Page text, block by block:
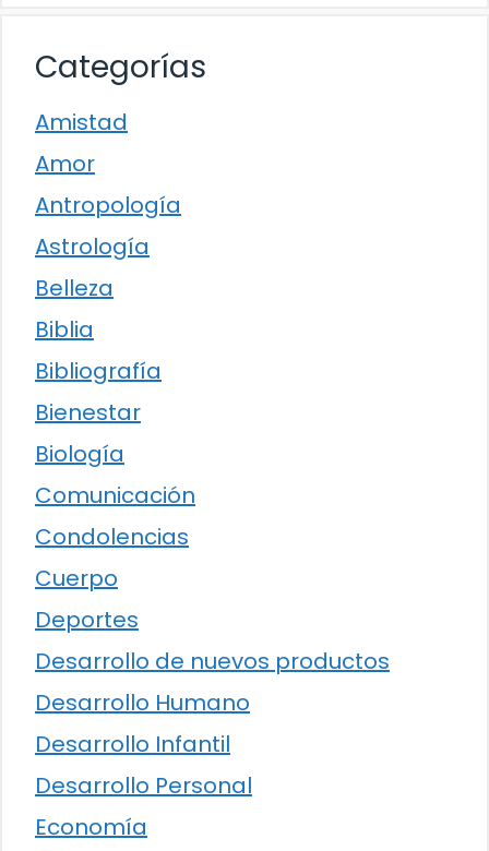
Categorías
Amistad
Amor
Antropología
Astrología
Belleza
Biblia
Bibliografía
Bienestar
Biología
Comunicación
Condolencias
Cuerpo
Deportes
Desarrollo de nuevos productos
Desarrollo Humano
Desarrollo Infantil
Desarrollo Personal
Economía